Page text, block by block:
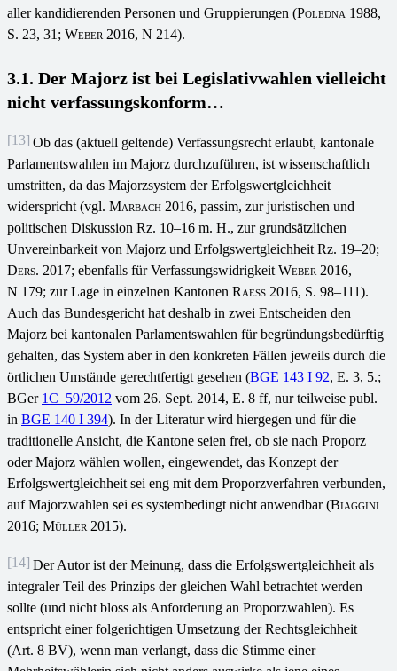
aller kandidierenden Personen und Gruppierungen (Poledna 1988,
S. 23, 31; Weber 2016, N 214).
3.1. Der Majorz ist bei Legislativwahlen vielleicht
nicht verfassungskonform…
[13] Ob das (aktuell geltende) Verfassungsrecht erlaubt, kantonale
Parlamentswahlen im Majorz durchzuführen, ist wissenschaftlich
umstritten, da das Majorzsystem der Erfolgswertgleichheit
widerspricht (vgl. Marbach 2016, passim, zur juristischen und
politischen Diskussion Rz. 10–16 m. H., zur grundsätzlichen
Unvereinbarkeit von Majorz und Erfolgswertgleichheit Rz. 19–20;
Ders. 2017; ebenfalls für Verfassungswidrigkeit Weber 2016,
N 179; zur Lage in einzelnen Kantonen Raess 2016, S. 98–111).
Auch das Bundesgericht hat deshalb in zwei Entscheiden den
Majorz bei kantonalen Parlamentswahlen für begründungsbedürftig
gehalten, das System aber in den konkreten Fällen jeweils durch die
örtlichen Umstände gerechtfertigt gesehen (BGE 143 I 92, E. 3, 5.;
BGer 1C_59/2012 vom 26. Sept. 2014, E. 8 ff, nur teilweise publ.
in BGE 140 I 394). In der Literatur wird hiergegen und für die
traditionelle Ansicht, die Kantone seien frei, ob sie nach Proporz
oder Majorz wählen wollen, eingewendet, das Konzept der
Erfolgswertgleichheit sei eng mit dem Proporzverfahren verbunden,
auf Majorzwahlen sei es systembedingt nicht anwendbar (Biaggini
2016; Müller 2015).
[14] Der Autor ist der Meinung, dass die Erfolgswertgleichheit als
integraler Teil des Prinzips der gleichen Wahl betrachtet werden
sollte (und nicht bloss als Anforderung an Proporzwahlen). Es
entspricht einer folgerichtigen Umsetzung der Rechtsgleichheit
(Art. 8 BV), wenn man verlangt, dass die Stimme einer